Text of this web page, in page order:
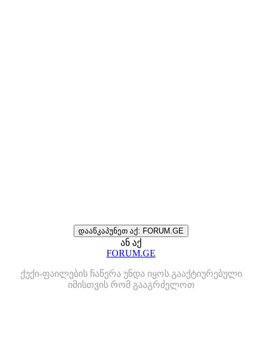
დააწკაპუნეთ აქ: FORUM.GE
ან აქ
FORUM.GE
ქუქი-ფაილების ჩაწერა უნდა იყოს გააქტიურებული
იმისთვის რომ გააგრძელოთ